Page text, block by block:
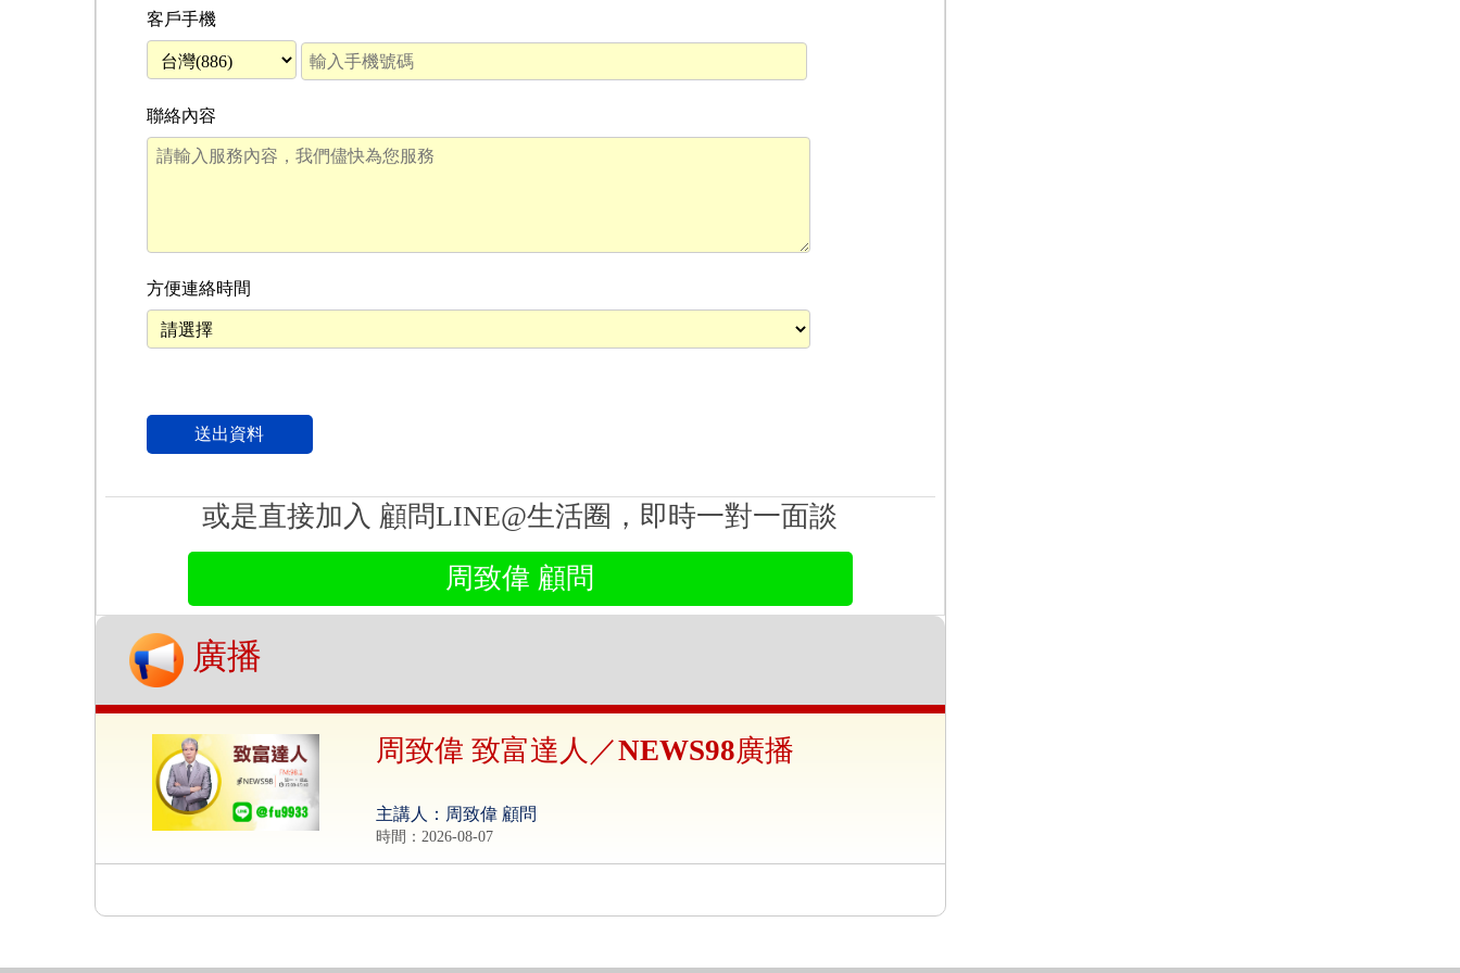
客戶手機
聯絡內容
方便連絡時間
或是直接加入 顧問LINE@生活圈，即時一對一面談
周致偉 顧問
廣播
周致偉 致富達人／NEWS98廣播
主講人：周致偉 顧問
時間：2026-08-07